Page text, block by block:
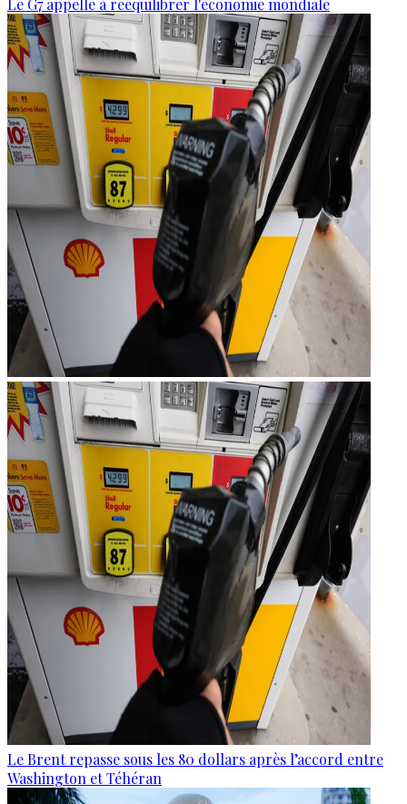
Le G7 appelle à rééquilibrer l'économie mondiale
Le Brent repasse sous les 80 dollars après l’accord entre
Washington et Téhéran